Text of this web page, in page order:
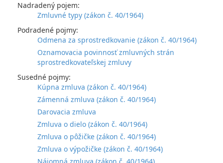
Nadradený pojem:
Zmluvné typy (zákon č. 40/1964)
Podradené pojmy:
Odmena za sprostredkovanie (zákon č. 40/1964)
Oznamovacia povinnosť zmluvných strán
sprostredkovateľskej zmluvy
Susedné pojmy:
Kúpna zmluva (zákon č. 40/1964)
Zámenná zmluva (zákon č. 40/1964)
Darovacia zmluva
Zmluva o dielo (zákon č. 40/1964)
Zmluva o pôžičke (zákon č. 40/1964)
Zmluva o výpožičke (zákon č. 40/1964)